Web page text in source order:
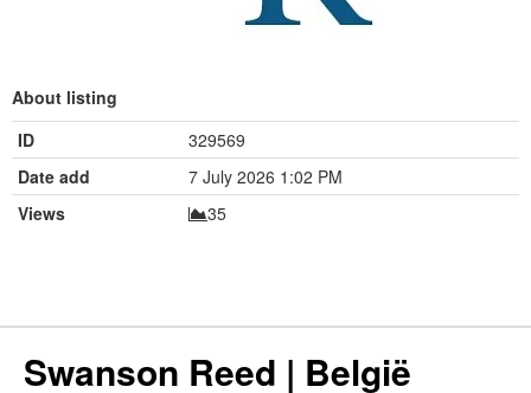
About listing
ID
329569
Date add
7 July 2026 1:02 PM
Views
35
Swanson Reed | België